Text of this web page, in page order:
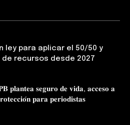
ley para aplicar el 50/50 y
recursos desde 2027
𝐩𝐥𝐚𝐧𝐭𝐞𝐚 𝐬𝐞𝐠𝐮𝐫𝐨 𝐝𝐞 𝐯𝐢𝐝𝐚, 𝐚𝐜𝐜𝐞𝐬𝐨 𝐚
𝐩𝐚𝐫𝐚 𝐩𝐞𝐫𝐢𝐨𝐝𝐢𝐬𝐭𝐚𝐬